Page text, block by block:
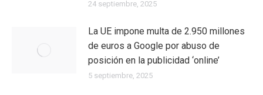
24 septiembre, 2025
La UE impone multa de 2.950 millones
de euros a Google por abuso de
posición en la publicidad ‘online’
5 septiembre, 2025